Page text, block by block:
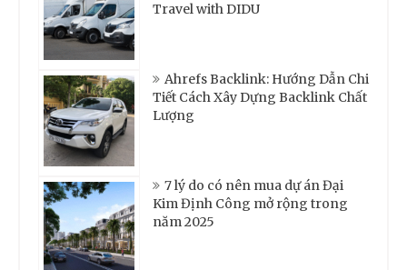
Travel with DIDU
Ahrefs Backlink: Hướng Dẫn Chi
Tiết Cách Xây Dựng Backlink Chất
Lượng
7 lý do có nên mua dự án Đại
Kim Định Công mở rộng trong
năm 2025